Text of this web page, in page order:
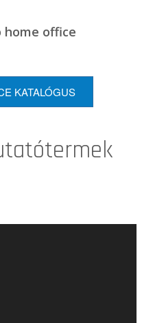
office
KATALÓGUS